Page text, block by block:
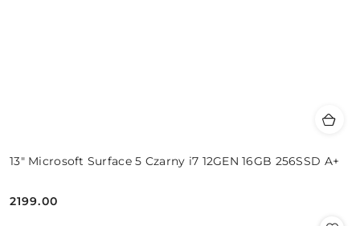
13" Microsoft Surface 5 Czarny i7 12GEN 16GB 256SSD A+
Cena:
2199.00